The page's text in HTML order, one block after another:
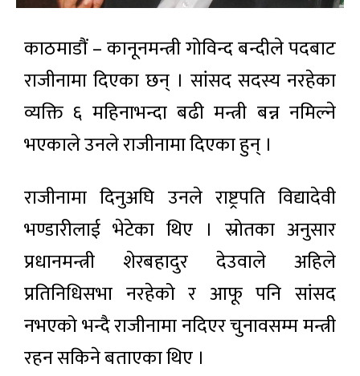
काठमाडौं – कानूनमन्त्री गोविन्द बन्दीले पदबाट
राजीनामा दिएका छन् । सांसद सदस्य नरहेका
व्यक्ति ६ महिनाभन्दा बढी मन्त्री बन्न नमिल्ने
भएकाले उनले राजीनामा दिएका हुन् ।
राजीनामा दिनुअघि उनले राष्ट्रपति विद्यादेवी
भण्डारीलाई भेटेका थिए । स्रोतका अनुसार
प्रधानमन्त्री शेरबहादुर देउवाले अहिले
प्रतिनिधिसभा नरहेको र आफू पनि सांसद
नभएको भन्दै राजीनामा नदिएर चुनावसम्म मन्त्री
रहन सकिने बताएका थिए ।